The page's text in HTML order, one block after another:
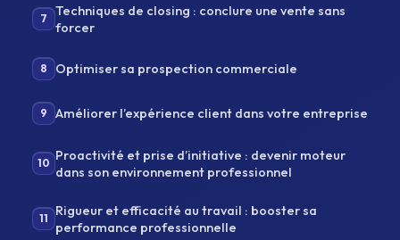
7
Techniques de closing : conclure une vente sans
forcer
8 Optimiser sa prospection commerciale
9 Améliorer l’expérience client dans votre entreprise
10 Proactivité et prise d’initiative : devenir moteur
dans son environnement professionnel
11
Rigueur et efficacité au travail : booster sa
performance professionnelle